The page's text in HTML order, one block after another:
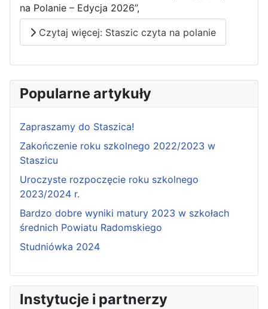
na Polanie – Edycja 2026”,
Czytaj więcej: Staszic czyta na polanie
Popularne artykuły
Zapraszamy do Staszica!
Zakończenie roku szkolnego 2022/2023 w
Staszicu
Uroczyste rozpoczęcie roku szkolnego
2023/2024 r.
Bardzo dobre wyniki matury 2023 w szkołach
średnich Powiatu Radomskiego
Studniówka 2024
Instytucje i partnerzy